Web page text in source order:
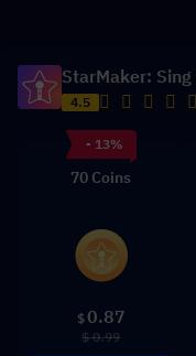
StarMaker:
4.5
- 13%
70 Coins
$ 0.87
$ 0.99